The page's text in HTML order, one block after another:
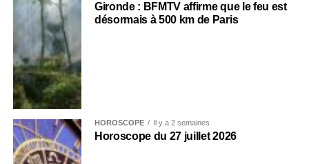
Gironde : BFMTV affirme que le feu est
désormais à 500 km de Paris
HOROSCOPE Il y a 2 semaines
Horoscope du 27 juillet 2026